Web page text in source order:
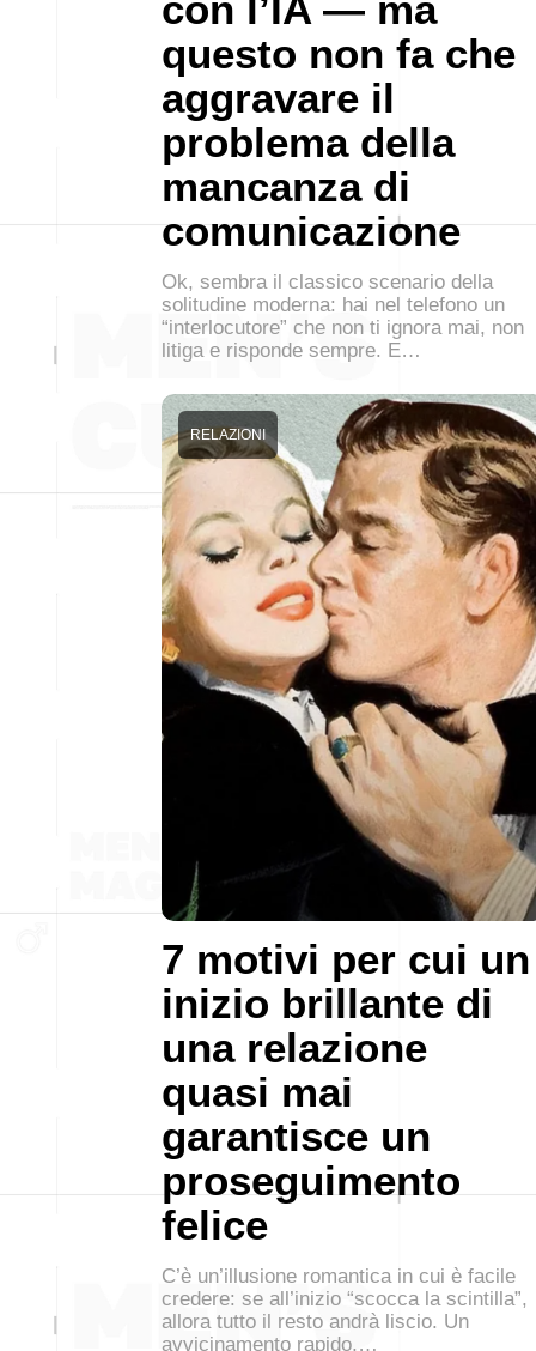
questo non fa che
aggravare il
problema della
mancanza di
comunicazione
Ok, sembra il classico scenario della
solitudine moderna: hai nel telefono un
“interlocutore” che non ti ignora mai, non
litiga e risponde sempre. E…
7 motivi per cui un
inizio brillante di
una relazione
quasi mai
garantisce un
proseguimento
felice
RELAZIONI
C’è un’illusione romantica in cui è facile
credere: se all’inizio “scocca la scintilla”,
allora tutto il resto andrà liscio. Un
avvicinamento rapido,…